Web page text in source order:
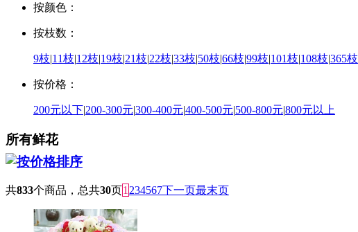
按颜色：
按枝数：
9枝|11枝|12枝|19枝|21枝|22枝|33枝|50枝|66枝|99枝|101枝|108枝|365枝
按价格：
200元以下|200-300元|300-400元|400-500元|500-800元|800元以上
所有鲜花
共833个商品，总共30页1 234567下一页最末页